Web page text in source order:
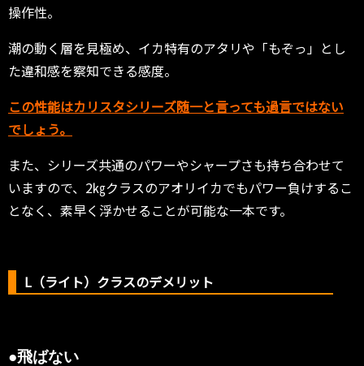
操作性。
潮の動く層を見極め、イカ特有のアタリや「もぞっ」とし
た違和感を察知できる感度。
この性能はカリスタシリーズ随一と言っても過言ではない
でしょう。
また、シリーズ共通のパワーやシャープさも持ち合わせて
いますので、2㎏クラスのアオリイカでもパワー負けするこ
となく、素早く浮かせることが可能な一本です。
L（ライト）クラスのデメリット
●飛ばない